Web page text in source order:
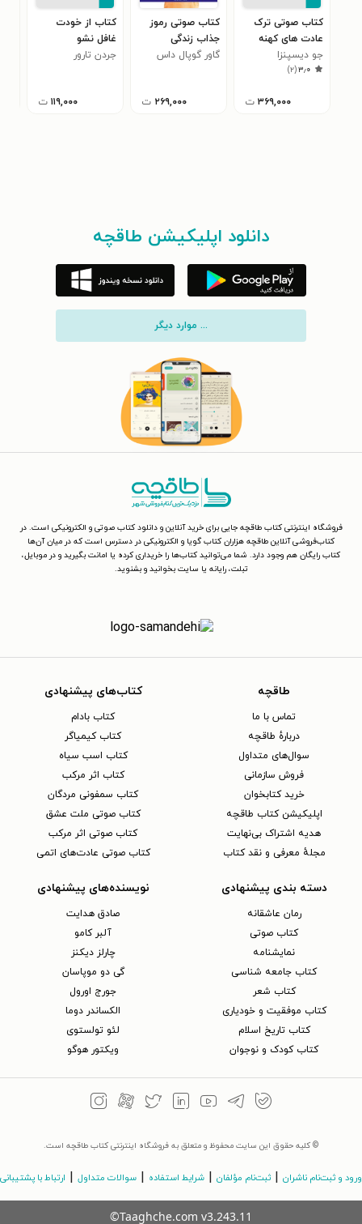
کتاب صوتی ترک
عادت های کهنه
جو دیسپنزا
۳٫۰(۲)
۳۶۹,۰۰۰ ت
کتاب صوتی رموز
جذاب زندگی
گاور گوپال داس
۲۶۹,۰۰۰ ت
کتاب از خودت
غافل نشو
جردن تارور
۱۱۹,۰۰۰ ت
دانلود اپلیکیشن طاقچه
... موارد دیگر
فروشگاه اینترنتی کتاب طاقچه جایی برای خرید آنلاین و دانلود کتاب صوتی و الکترونیکی است. در
کتاب‌فروشی آنلاین طاقچه هزاران کتاب گویا و الکترونیکی در دسترس است که در میان آن‌ها
کتاب رایگان هم وجود دارد. شما می‌توانید کتاب‌ها را خریداری کرده یا امانت بگیرید و در موبایل،
تبلت، رایانه یا سایت بخوانید و بشنوید.
طاقچه
تماس با ما
دربارهٔ طاقچه
سوال‌های متداول
فروش سازمانی
خرید کتابخوان
اپلیکیشن کتاب طاقچه
هدیه اشتراک بی‌نهایت
مجلهٔ معرفی و نقد کتاب
کتاب‌های پیشنهادی
کتاب بادام
کتاب کیمیاگر
کتاب اسب سیاه
کتاب اثر مرکب
کتاب سمفونی مردگان
کتاب صوتی ملت عشق
کتاب صوتی اثر مرکب
کتاب صوتی عادت‌های اتمی
دسته بندی پیشنهادی
رمان عاشقانه
کتاب‌ صوتی
نمایشنامه
کتاب جامعه شناسی
کتاب شعر
کتاب موفقیت و خودیاری
کتاب تاریخ اسلام
کتاب کودک و نوجوان
نویسنده‌های پیشنهادی
صادق هدایت
آلبر کامو
چارلز دیکنز
گی دو موپاسان
جورج اورول
الکساندر دوما
لئو تولستوی
ویکتور هوگو
© کلیه حقوق این سایت محفوظ و متعلق به فروشگاه اینترنتی کتاب طاقچه است.
ورود و ثبت‌نام ناشران ثبت‌نام مؤلفان شرایط استفاده سوالات متداول ارتباط با پشتیبانی
©Taaghche.com v3.243.11